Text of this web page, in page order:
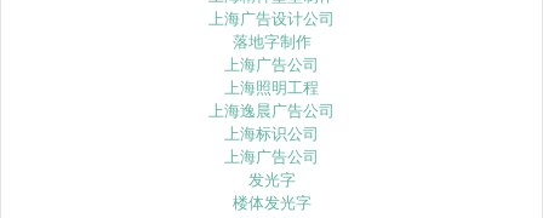
上海广告设计公司
落地字制作
上海广告公司
上海照明工程
上海逸晨广告公司
上海标识公司
上海广告公司
发光字
楼体发光字